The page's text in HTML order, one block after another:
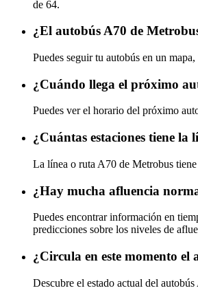
de 64.
¿El autobús A70 de
Puedes seguir tu autobús en un
¿Cuándo llega el próximo
Puedes ver el horario del próximo
¿Cuántas estaciones tiene
La línea o ruta A70 de Metrobus tiene
¿Hay mucha afluencia
Puedes encontrar información en
predicciones sobre los niveles de
¿Circula en este momento el
Descubre el estado actual del